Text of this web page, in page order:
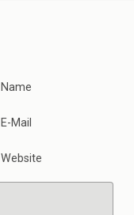
Name
E-Mail
Website